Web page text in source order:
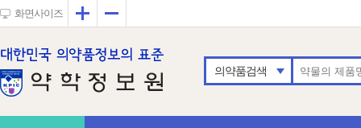
화면사이즈 확대
의약품검색